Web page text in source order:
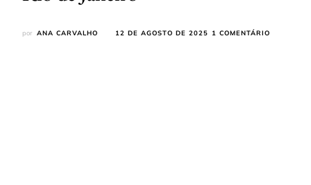
por ANA CARVALHO 12 DE AGOSTO DE 2025 1 COMENTÁRIO